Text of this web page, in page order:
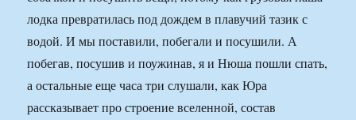
лодка превратилась под дождем в плавучий тазик с
водой. И мы поставили, побегали и посушили. А
побегав, посушив и поужинав, я и Нюша пошли спать,
а остальные еще часа три слушали, как Юра
рассказывает про строение вселенной, состав